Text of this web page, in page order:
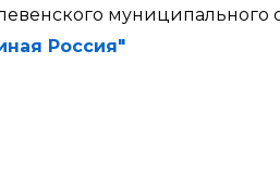
муниципального
Россия"